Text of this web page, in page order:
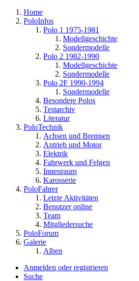
Home
PoloInfos
Polo 1 1975-1981
Modellgeschichte
Sondermodelle
Polo 2 1982-1990
Modellgeschichte
Sondermodelle
Polo 2F 1990-1994
Sondermodelle
Besondere Polos
Testarchiv
Literatur
PoloTechnik
Achsen und Bremsen
Antrieb und Motor
Elektrik
Fahrwerk und Felgen
Innenraum
Karosserie
PoloFahrer
Letzte Aktivitäten
Benutzer online
Team
Mitgliedersuche
PoloForum
Galerie
Alben
Anmelden oder registrieren
Suche